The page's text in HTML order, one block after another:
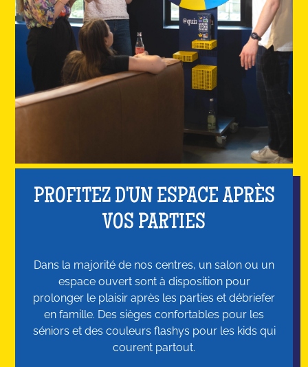
PROFITEZ D'UN ESPACE APRÈS
VOS PARTIES
Dans la majorité de nos centres, un salon ou un
espace ouvert sont à disposition pour
prolonger le plaisir après les parties et débriefer
en famille. Des sièges confortables pour les
séniors et des couleurs flashys pour les kids qui
courent partout.